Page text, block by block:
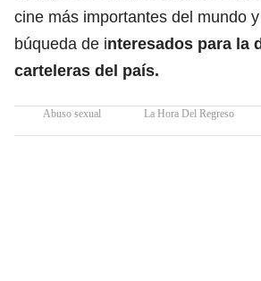
cine más importantes del mundo
búqueda de interesados para la
carteleras del país.
Abuso sexual La Hora Del Regreso